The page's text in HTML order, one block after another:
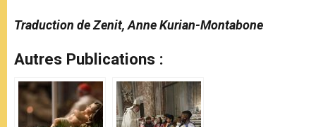
Traduction de Zenit, Anne Kurian-Montabone
Autres Publications :